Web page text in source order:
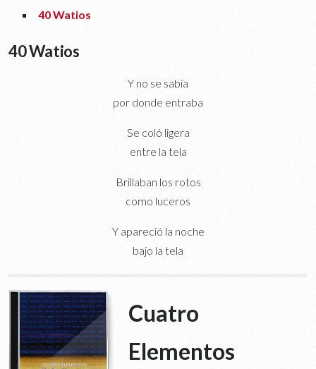
40 Watios
40 Watios
Y no se sabía
por donde entraba
Se coló ligera
entre la tela
Brillaban los rotos
como luceros
Y apareció la noche
bajo la tela
Cuatro
Elementos